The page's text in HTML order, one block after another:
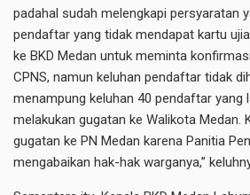
padahal sudah melengkapi persyaratan
pendaftar yang tidak mendapat kartu
ke BKD Medan untuk meminta
CPNS, namun keluhan pendaftar tidak
menampung keluhan 40 pendaftar yang
melakukan gugatan ke Walikota Medan.
gugatan ke PN Medan karena Panitia
mengabaikan hak-hak warganya,”